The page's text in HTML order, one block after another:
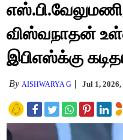
விஸ்வநாதன்
இபிஎஸ்க்கு
By AISHWARYA G Jul 1,